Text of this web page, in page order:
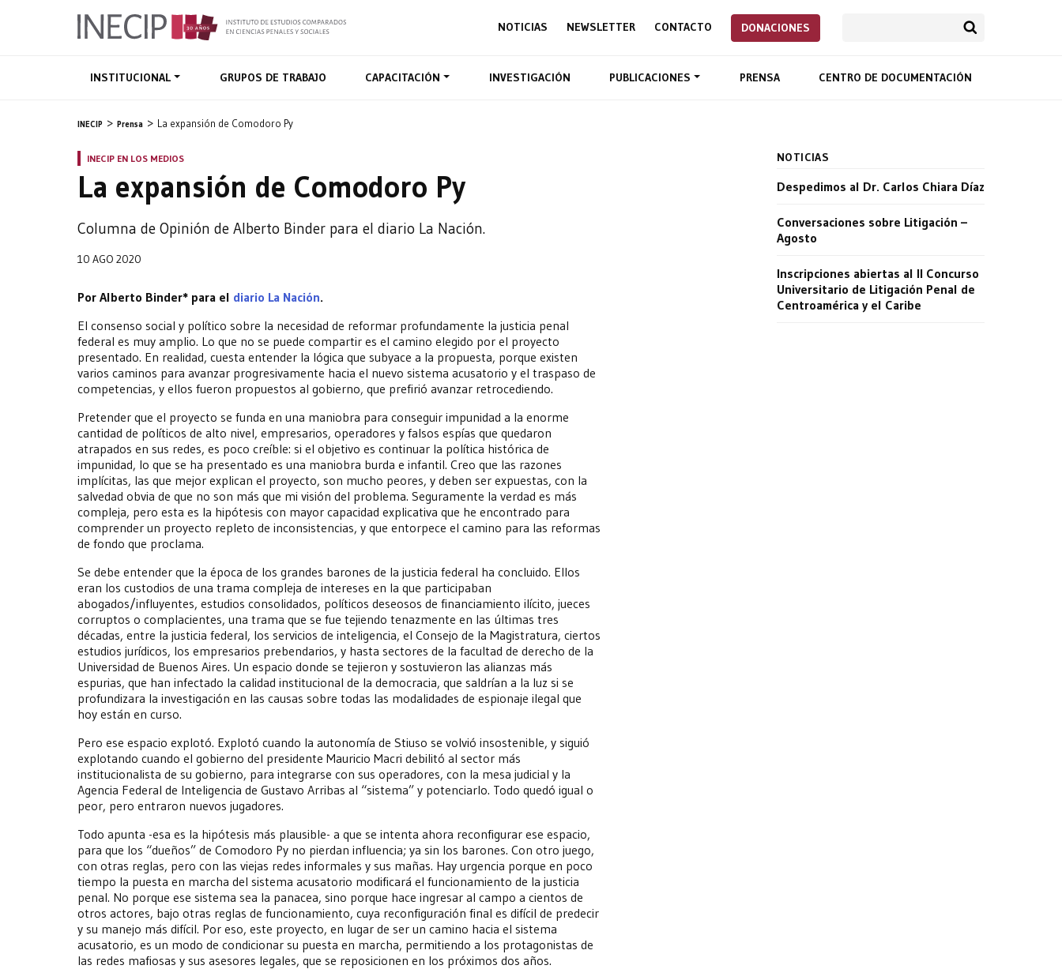
NOTICIAS NEWSLETTER CONTACTO DONACIONES
INSTITUCIONAL GRUPOS DE TRABAJO CAPACITACIÓN INVESTIGACIÓN PUBLICACIONES PRENSA CENTRO DE DOCUMENTACIÓN
INECIP Prensa La expansión de Comodoro Py
INECIP EN LOS MEDIOS
La expansión de Comodoro Py
Columna de Opinión de Alberto Binder para el diario La Nación.
10 AGO 2020
Por Alberto Binder* para el diario La Nación.
El consenso social y político sobre la necesidad de reformar profundamente la justicia penal
federal es muy amplio. Lo que no se puede compartir es el camino elegido por el proyecto
presentado. En realidad, cuesta entender la lógica que subyace a la propuesta, porque existen
varios caminos para avanzar progresivamente hacia el nuevo sistema acusatorio y el traspaso de
competencias, y ellos fueron propuestos al gobierno, que prefirió avanzar retrocediendo.
Pretender que el proyecto se funda en una maniobra para conseguir impunidad a la enorme
cantidad de políticos de alto nivel, empresarios, operadores y falsos espías que quedaron
atrapados en sus redes, es poco creíble: si el objetivo es continuar la política histórica de
impunidad, lo que se ha presentado es una maniobra burda e infantil. Creo que las razones
implícitas, las que mejor explican el proyecto, son mucho peores, y deben ser expuestas, con la
salvedad obvia de que no son más que mi visión del problema. Seguramente la verdad es más
compleja, pero esta es la hipótesis con mayor capacidad explicativa que he encontrado para
comprender un proyecto repleto de inconsistencias, y que entorpece el camino para las reformas
de fondo que proclama.
Se debe entender que la época de los grandes barones de la justicia federal ha concluido. Ellos
eran los custodios de una trama compleja de intereses en la que participaban
abogados/influyentes, estudios consolidados, políticos deseosos de financiamiento ilícito, jueces
corruptos o complacientes, una trama que se fue tejiendo tenazmente en las últimas tres
décadas, entre la justicia federal, los servicios de inteligencia, el Consejo de la Magistratura, ciertos
estudios jurídicos, los empresarios prebendarios, y hasta sectores de la facultad de derecho de la
Universidad de Buenos Aires. Un espacio donde se tejieron y sostuvieron las alianzas más
espurias, que han infectado la calidad institucional de la democracia, que saldrían a la luz si se
profundizara la investigación en las causas sobre todas las modalidades de espionaje ilegal que
hoy están en curso.
Pero ese espacio explotó. Explotó cuando la autonomía de Stiuso se volvió insostenible, y siguió
explotando cuando el gobierno del presidente Mauricio Macri debilitó al sector más
institucionalista de su gobierno, para integrarse con sus operadores, con la mesa judicial y la
Agencia Federal de Inteligencia de Gustavo Arribas al “sistema” y potenciarlo. Todo quedó igual o
peor, pero entraron nuevos jugadores.
Todo apunta -esa es la hipótesis más plausible- a que se intenta ahora reconfigurar ese espacio,
para que los “dueños” de Comodoro Py no pierdan influencia; ya sin los barones. Con otro juego,
con otras reglas, pero con las viejas redes informales y sus mañas. Hay urgencia porque en poco
tiempo la puesta en marcha del sistema acusatorio modificará el funcionamiento de la justicia
penal. No porque ese sistema sea la panacea, sino porque hace ingresar al campo a cientos de
otros actores, bajo otras reglas de funcionamiento, cuya reconfiguración final es difícil de predecir
y su manejo más difícil. Por eso, este proyecto, en lugar de ser un camino hacia el sistema
acusatorio, es un modo de condicionar su puesta en marcha, permitiendo a los protagonistas de
las redes mafiosas y sus asesores legales, que se reposicionen en los próximos dos años.
NOTICIAS
Despedimos al Dr. Carlos Chiara Díaz
Conversaciones sobre Litigación –
Agosto
Inscripciones abiertas al II Concurso
Universitario de Litigación Penal de
Centroamérica y el Caribe